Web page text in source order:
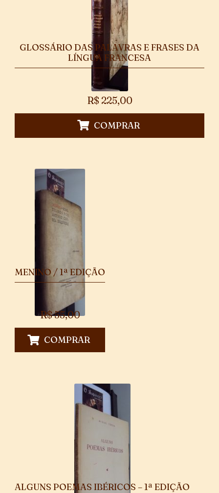
GLOSSÁRIO DAS PALAVRAS E FRASES DA
LÍNGUA FRANCESA
R$ 225,00
COMPRAR
MENINO / 1ª EDIÇÃO
R$55,00
COMPRAR
ALGUNS POEMAS IBÉRICOS – 1ª EDIÇÃO